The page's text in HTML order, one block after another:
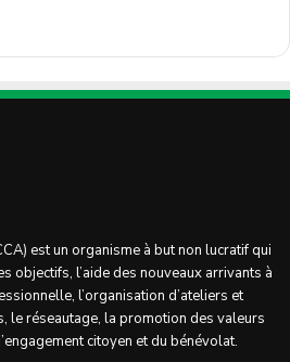
est un organisme à but non lucratif qui
objectifs, l’aide des nouveaux arrivants à
l’organisation d’ateliers et
le réseautage, la promotion des valeurs
citoyen et du bénévolat.